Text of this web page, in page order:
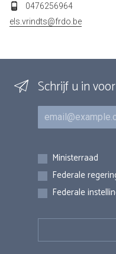
0476256964
els.vrindts@frdo.be
Schrijf u in
E-mail
Inschrijvingen
Ministerraad
Federale
Federale